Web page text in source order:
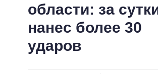
СОБЫТИЯ
СТАТЬИ
ОБЗОРЫ
ДАЙДЖЕСТЫ
ПОЛИТИКИ
ПРЕЗИДЕНТ И ОФИС
ВЕРХОВНАЯ РАДА
области: за
нанес более 30
ударов